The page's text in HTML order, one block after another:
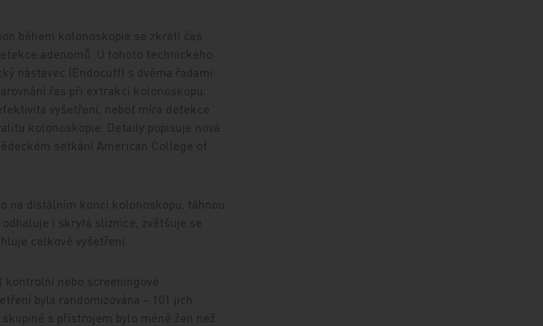
během kolonoskopie se zkrátí čas
adenomů. U tohoto technického
nástavec (Endocuff) s dvěma řadami
řas při extrakci kolonoskopu.
vyšetření, neboť míra detekce
kolonoskopie. Detaily popisuje nová
setkání American College of
na distálním konci kolonoskopu, táhnou
i skrytá sliznice, zvětšuje se
celkové vyšetření.
nebo screeningové
byla randomizována – 101 jich
s přístrojem bylo méně žen než